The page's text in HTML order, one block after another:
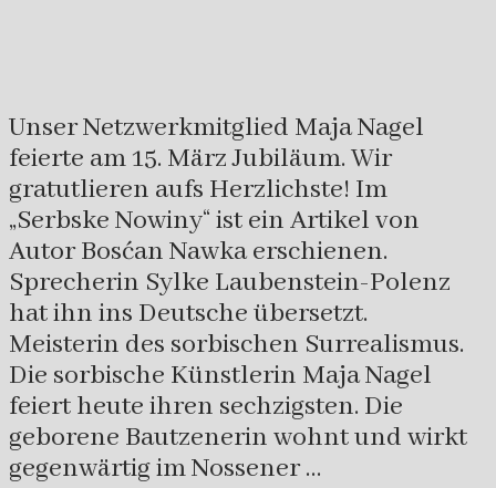
Unser Netzwerkmitglied Maja Nagel
feierte am 15. März Jubiläum. Wir
gratutlieren aufs Herzlichste! Im
„Serbske Nowiny“ ist ein Artikel von
Autor Bosćan Nawka erschienen.
Sprecherin Sylke Laubenstein-Polenz
hat ihn ins Deutsche übersetzt.
Meisterin des sorbischen Surrealismus.
Die sorbische Künstlerin Maja Nagel
feiert heute ihren sechzigsten. Die
geborene Bautzenerin wohnt und wirkt
gegenwärtig im Nossener …